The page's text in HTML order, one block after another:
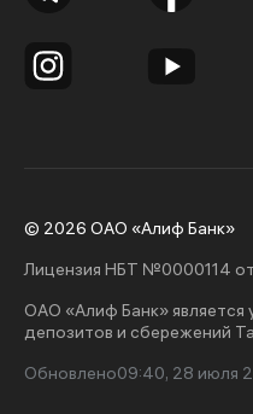
© 2026 ОАО «Алиф Банк»
Лицензия НБТ №0000114
ОАО «Алиф Банк» является
депозитов и сбережений
Обновлено09:40, 28 июля